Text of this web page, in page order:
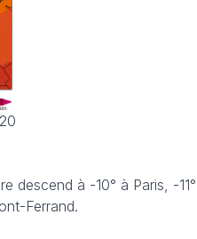
descend à -10° à Paris, -
Ferrand.